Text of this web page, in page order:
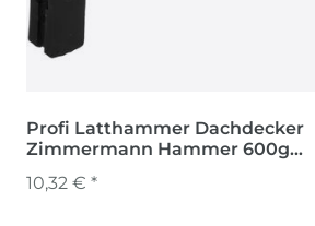
Profi Latthammer Dachdecker
Zimmermann Hammer 600g
10,32 € *